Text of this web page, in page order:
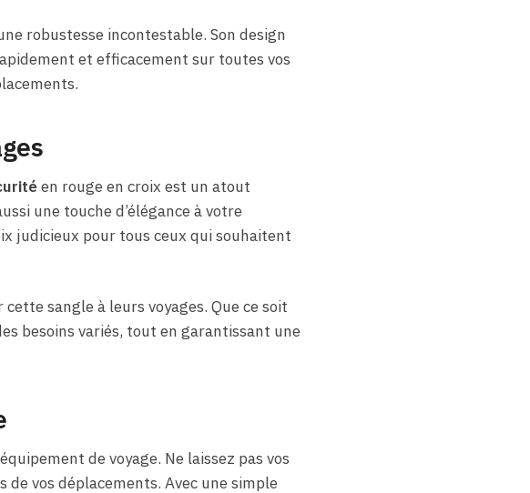
robustesse incontestable. Son design
et efficacement sur toutes vos
en rouge en croix est un atout
une touche d’élégance à votre
judicieux pour tous ceux qui souhaitent
sangle à leurs voyages. Que ce soit
besoins variés, tout en garantissant une
de voyage. Ne laissez pas vos
vos déplacements. Avec une simple